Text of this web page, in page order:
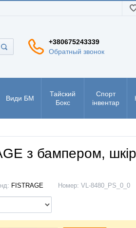
+380675243339
Обратный звонок
Види БМ
Тайский
Бокс
Спорт
інвентар
з бампером,
FISTRAGE Номер: VL-8480_PS_0_0